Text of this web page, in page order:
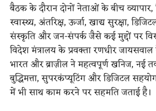
बैठक के दौरान दोनों नेताओं के बीच व्यापार,
स्वास्थ्य, अंतरिक्ष, ऊर्जा, खाद्य सुरक्षा,
संस्कृति और जन-संपर्क जैसे कई मुद्दों पर
विदेश मंत्रालय के प्रवक्ता रणधीर
भारत और ब्राज़ील ने महत्वपूर्ण खनिज, नई
बुद्धिमत्ता, सुपरकंप्यूटिंग और डिजिटल
में भी साथ काम करने पर सहमति जताई है।